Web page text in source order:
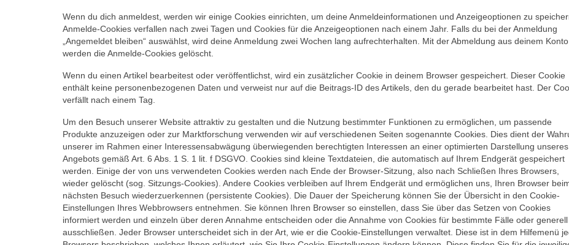
Wenn du dich anmeldest, werden wir einige Cookies einrichten, um deine Anmeldeinformationen und Anzeigeoptionen zu
Anmelde-Cookies verfallen nach zwei Tagen und Cookies für die Anzeigeoptionen nach einem Jahr. Falls du bei der Anmeldung
„Angemeldet bleiben“ auswählst, wird deine Anmeldung zwei Wochen lang aufrechterhalten. Mit der Abmeldung aus deinem Konto
werden die Anmelde-Cookies gelöscht.
Wenn du einen Artikel bearbeitest oder veröffentlichst, wird ein zusätzlicher Cookie in deinem Browser gespeichert. Dieser Cookie
enthält keine personenbezogenen Daten und verweist nur auf die Beitrags-ID des Artikels, den du gerade bearbeitet hast. Der
verfällt nach einem Tag.
Um den Besuch unserer Website attraktiv zu gestalten und die Nutzung bestimmter Funktionen zu ermöglichen, um passende
Produkte anzuzeigen oder zur Marktforschung verwenden wir auf verschiedenen Seiten sogenannte Cookies. Dies dient der
unserer im Rahmen einer Interessensabwägung überwiegenden berechtigten Interessen an einer optimierten Darstellung unseres
Angebots gemäß Art. 6 Abs. 1 S. 1 lit. f DSGVO. Cookies sind kleine Textdateien, die automatisch auf Ihrem Endgerät gespeichert
werden. Einige der von uns verwendeten Cookies werden nach Ende der Browser-Sitzung, also nach Schließen Ihres Browsers,
wieder gelöscht (sog. Sitzungs-Cookies). Andere Cookies verbleiben auf Ihrem Endgerät und ermöglichen uns, Ihren Browser
nächsten Besuch wiederzuerkennen (persistente Cookies). Die Dauer der Speicherung können Sie der Übersicht in den Cookie-
Einstellungen Ihres Webbrowsers entnehmen. Sie können Ihren Browser so einstellen, dass Sie über das Setzen von Cookies
informiert werden und einzeln über deren Annahme entscheiden oder die Annahme von Cookies für bestimmte Fälle oder generell
ausschließen. Jeder Browser unterscheidet sich in der Art, wie er die Cookie-Einstellungen verwaltet. Diese ist in dem Hilfemenü